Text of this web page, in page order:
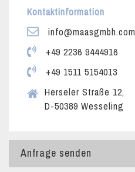
Kontaktinformation
info@maasgmbh.com
+49 2236 9444916
+49 1511 5154013
Herseler Straße 12,
D-50389 Wesseling
Anfrage senden